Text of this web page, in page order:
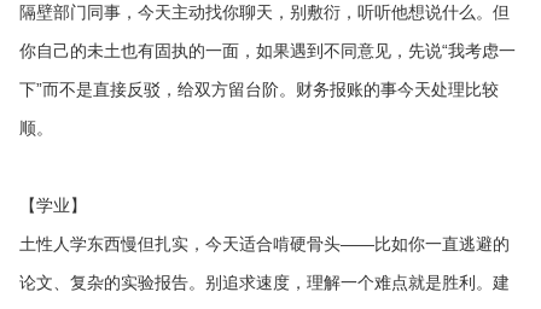
隔壁部门同事，今天主动找你聊天，别敷衍，听听他想说什么。但
你自己的未土也有固执的一面，如果遇到不同意见，先说“我考虑一
下”而不是直接反驳，给双方留台阶。财务报账的事今天处理比较
顺。
【学业】
土性人学东西慢但扎实，今天适合啃硬骨头——比如你一直逃避的
论文、复杂的实验报告。别追求速度，理解一个难点就是胜利。建